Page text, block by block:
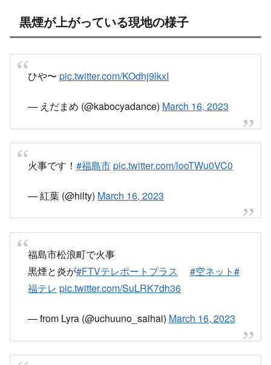
黒煙が上がっている現地の様子
ひや〜 pic.twitter.com/KOdhj9lkxI
— えだまめ (@kabocyadance) March 16, 2023
火事です！ #福島市pic.twitter.com/looTWu0VC0
— 紅葉 (@hilty) March 16, 2023
福島市松浪町で火事
黒煙と炎が#FTVテレポートプラス #空ネット#
福テレ pic.twitter.com/SuLRK7dh36
— from Lyra (@uchuuno_saihai) March 16, 2023